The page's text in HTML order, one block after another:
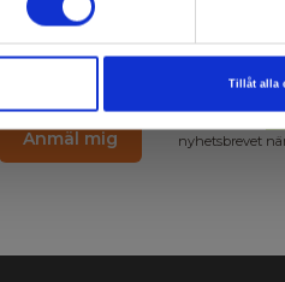
Tillåt alla
Anmäl mig
nyhetsbrevet